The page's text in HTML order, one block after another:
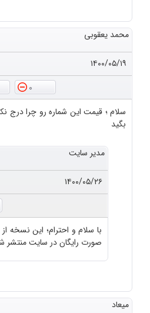
محمد یعقوبی
۱۴۰۰/۰۵/۱۹
0
سلام ؛ قیمت این شماره رو چرا درج
بگید
مدیر سایت
۱۴۰۰/۰۵/۲۶
با سلام و احترام؛ این
صورت رایگان در سایت
میعاد